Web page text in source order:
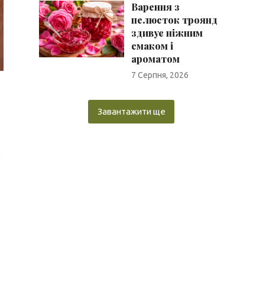
Варення з
пелюсток троянд
здивує ніжним
смаком і
ароматом
7 Серпня, 2026
Завантажити ще